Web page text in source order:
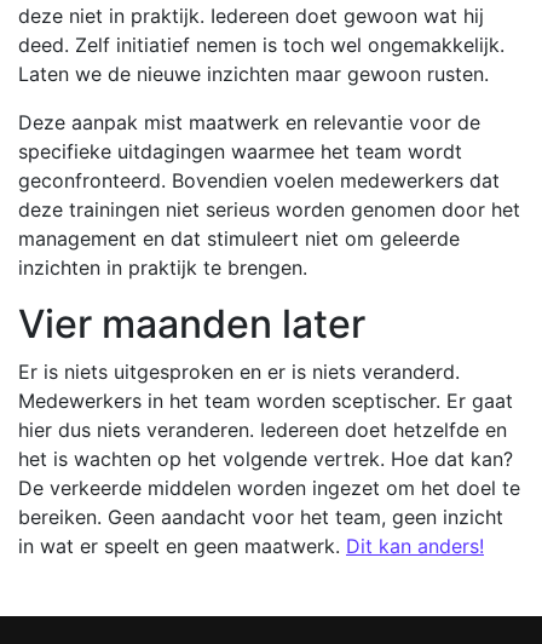
deze niet in praktijk. Iedereen doet gewoon wat hij
deed. Zelf initiatief nemen is toch wel ongemakkelijk.
Laten we de nieuwe inzichten maar gewoon rusten.
Deze aanpak mist maatwerk en relevantie voor de
specifieke uitdagingen waarmee het team wordt
geconfronteerd. Bovendien voelen medewerkers dat
deze trainingen niet serieus worden genomen door het
management en dat stimuleert niet om geleerde
inzichten in praktijk te brengen.
Vier maanden later
Er is niets uitgesproken en er is niets veranderd.
Medewerkers in het team worden sceptischer. Er gaat
hier dus niets veranderen. Iedereen doet hetzelfde en
het is wachten op het volgende vertrek. Hoe dat kan?
De verkeerde middelen worden ingezet om het doel te
bereiken. Geen aandacht voor het team, geen inzicht
in wat er speelt en geen maatwerk. Dit kan anders!